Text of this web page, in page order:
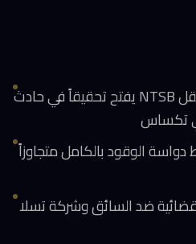
المجلس الوطني لسلامة النقل NTSB يفتح تحقيقاً في حادث
تكساس
الوقود بالكامل متجاوزاً
ضد السائق وشركة تسلا